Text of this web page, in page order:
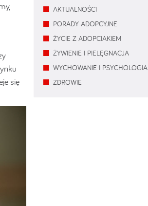
się
AKTUALNOŚCI
PORADY ADOPCYJNE
ŻYCIE Z ADOPCIAKIEM
ŻYWIENIE I PIELĘGNACJA
WYCHOWANIE I PSYCHOLOGIA
ZDROWIE